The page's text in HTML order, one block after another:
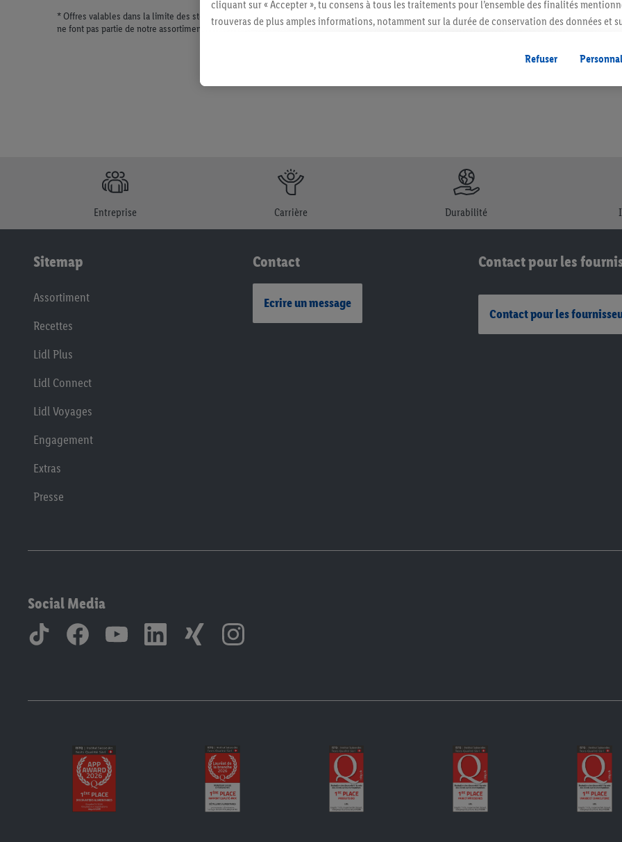
* Offres valables dans la limite des stocks disponibles. Vente limitée à des quantités usuelles pour un ménage. Vendu sans décoration. Les
ne font pas partie de notre assortiment de produits permanents. Ill. semblables.
Entreprise Carrière Durabilité
Sitemap
Assortiment
Recettes
Lidl Plus
Lidl Connect
Lidl Voyages
Engagement
Extras
Presse
Contact
Ecrire un message
Contact pour les
Contact pour les
Social Media
cliquant sur « Accepter », tu consens à tous les traitements pour l’ensemble des finalités
trouveras de plus amples informations, notamment sur la durée de conservation des données et
Refuser